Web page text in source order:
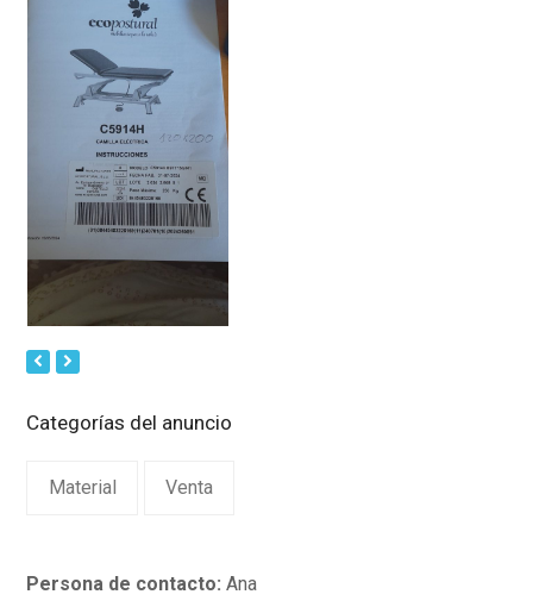
Next
Previous
Categorías del anuncio
Material Venta
Persona de contacto: Ana